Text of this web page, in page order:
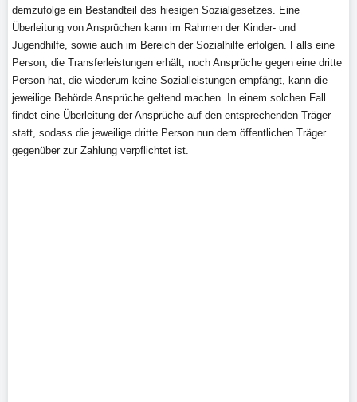
demzufolge ein Bestandteil des hiesigen Sozialgesetzes. Eine
Überleitung von Ansprüchen kann im Rahmen der Kinder- und
Jugendhilfe, sowie auch im Bereich der Sozialhilfe erfolgen. Falls eine
Person, die Transferleistungen erhält, noch Ansprüche gegen eine dritte
Person hat, die wiederum keine Sozialleistungen empfängt, kann die
jeweilige Behörde Ansprüche geltend machen. In einem solchen Fall
findet eine Überleitung der Ansprüche auf den entsprechenden Träger
statt, sodass die jeweilige dritte Person nun dem öffentlichen Träger
gegenüber zur Zahlung verpflichtet ist.